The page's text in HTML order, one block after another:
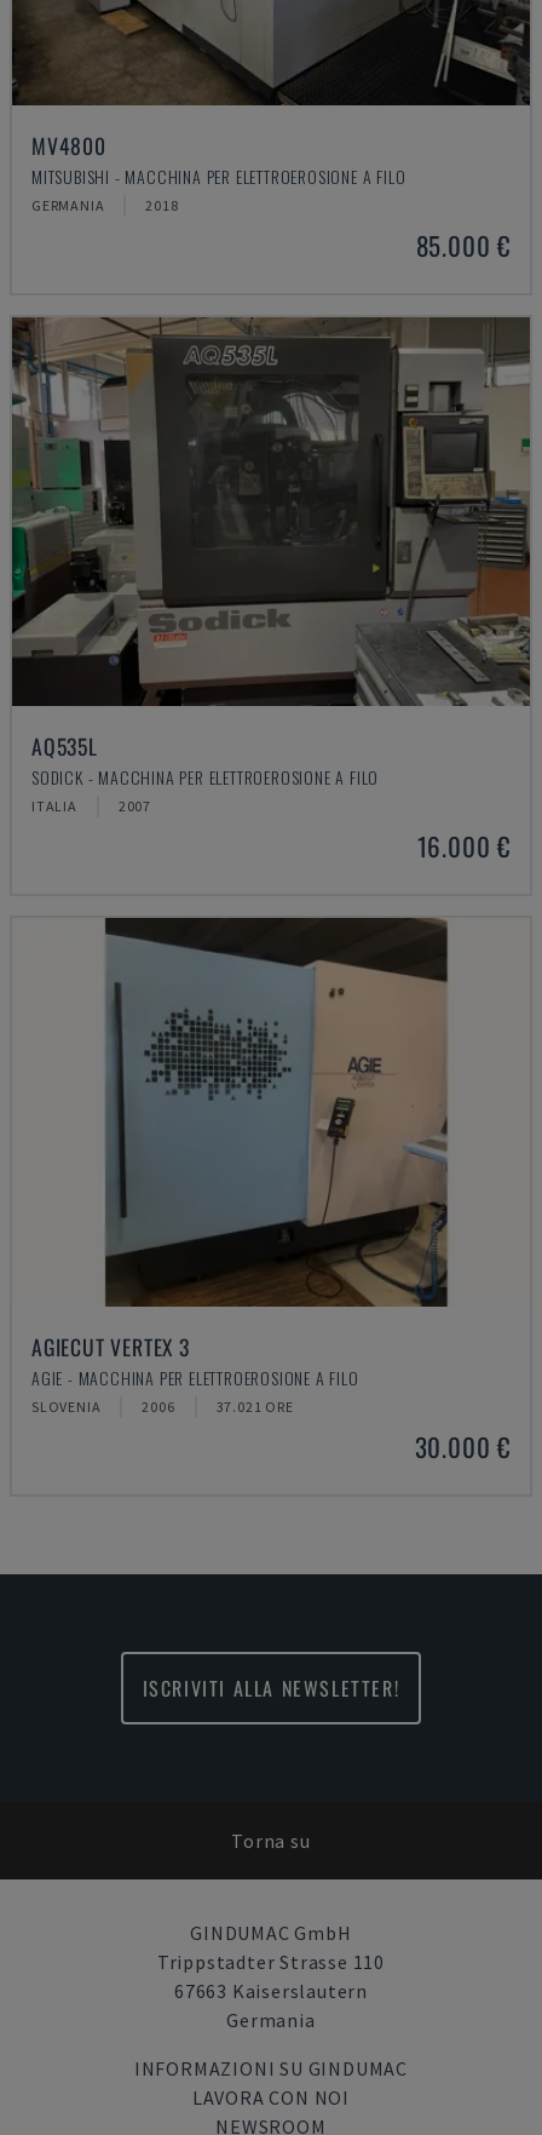
MV4800
MITSUBISHI - MACCHINA PER ELETTROEROSIONE A FILO
GERMANIA 2018
85.000 €
AQ535L
SODICK - MACCHINA PER ELETTROEROSIONE A FILO
ITALIA 2007
16.000 €
AGIECUT VERTEX 3
AGIE - MACCHINA PER ELETTROEROSIONE A FILO
SLOVENIA 2006 37.021 ORE
30.000 €
ISCRIVITI ALLA NEWSLETTER!
Torna su
GINDUMAC GmbH
Trippstadter Strasse 110
67663 Kaiserslautern
Germania
INFORMAZIONI SU GINDUMAC
LAVORA CON NOI
NEWSROOM